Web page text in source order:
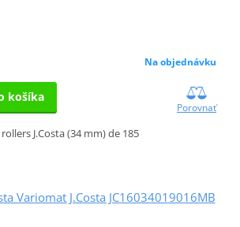
Na objednávku
košíka
Porovnať
rollers J.Costa (34 mm) de 185
Variomat J.Costa JC16034019016MB